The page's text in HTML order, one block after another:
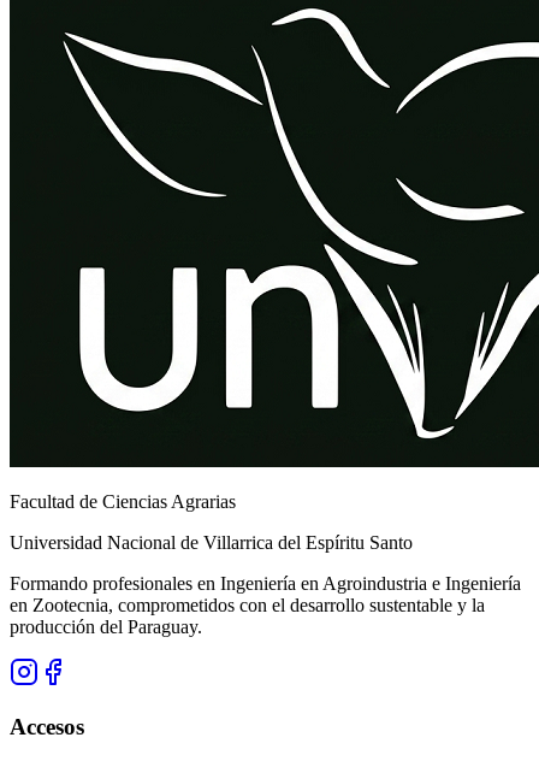
Facultad de Ciencias Agrarias
Universidad Nacional de Villarrica del Espíritu Santo
Formando profesionales en Ingeniería en Agroindustria e Ingeniería
en Zootecnia, comprometidos con el desarrollo sustentable y la
producción del Paraguay.
Accesos